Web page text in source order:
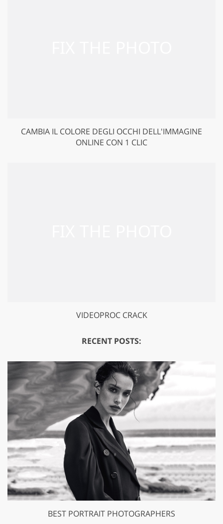
CAMBIA IL COLORE DEGLI OCCHI DELL'IMMAGINE
ONLINE CON 1 CLIC
VIDEOPROC CRACK
RECENT POSTS:
BEST PORTRAIT PHOTOGRAPHERS